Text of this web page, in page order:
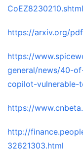
CoEZ8230210.shtml
https://arxiv.org/
https://
general/news/40-
copilot-vulnerable-
https://
http://
32621303.html